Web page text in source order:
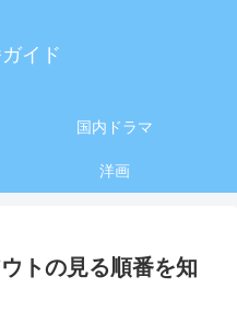
イド
国内ドラマ
洋画
トの見る順番を知